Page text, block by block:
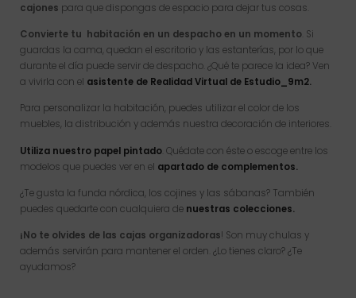
cajones para que dispongas de espacio para dejar tus cosas.
Convierte tu habitación en un despacho en un momento . Si
guardas la cama, quedan el escritorio y las estanterías, por lo que
durante el día puede servir de despacho. ¿Qué te parece la idea? Ven
a vivirla con el asistente de Realidad Virtual de Estudio_9m2.
Para personalizar la habitación, puedes utilizar el color de los
muebles, la distribución y además nuestra decoración de interiores.
Utiliza nuestro papel pintado . Quédate con éste o escoge entre los
modelos que puedes ver en el apartado de complementos.
¿Te gusta la funda nórdica, los cojines y las sábanas? También
puedes quedarte con cualquiera de nuestras colecciones.
¡No te olvides de las cajas organizadoras! Son muy chulas y
además servirán para mantener el orden. ¿Lo tienes claro? ¿Te
ayudamos?